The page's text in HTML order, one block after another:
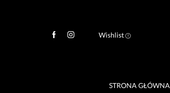
Wishlist
STRONA GŁÓWNA